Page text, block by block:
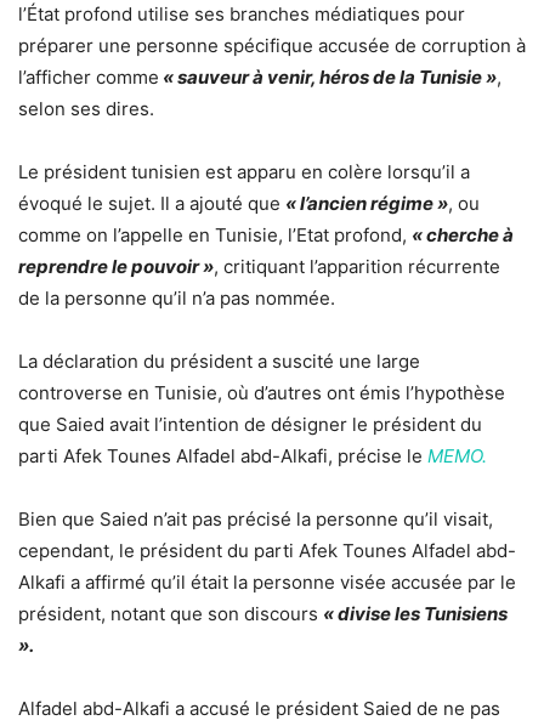
l’État profond utilise ses branches médiatiques pour
préparer une personne spécifique accusée de corruption à
l’afficher comme « sauveur à venir, héros de la Tunisie »,
selon ses dires.
Le président tunisien est apparu en colère lorsqu’il a
évoqué le sujet. Il a ajouté que « l’ancien régime », ou
comme on l’appelle en Tunisie, l’Etat profond, « cherche à
reprendre le pouvoir », critiquant l’apparition récurrente
de la personne qu’il n’a pas nommée.
La déclaration du président a suscité une large
controverse en Tunisie, où d’autres ont émis l’hypothèse
que Saied avait l’intention de désigner le président du
parti Afek Tounes Alfadel abd-Alkafi, précise le MEMO.
Bien que Saied n’ait pas précisé la personne qu’il visait,
cependant, le président du parti Afek Tounes Alfadel abd-
Alkafi a affirmé qu’il était la personne visée accusée par le
président, notant que son discours « divise les Tunisiens
».
Alfadel abd-Alkafi a accusé le président Saied de ne pas